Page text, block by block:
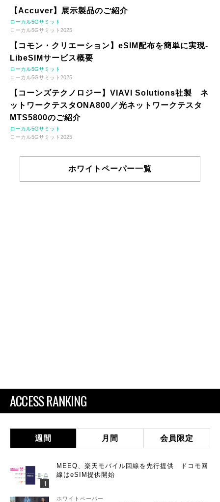
【Accuver】展示製品のご紹介
ローカル5Gサミット
ローカル5Gサミット2025
【コモン・クリエーション】eSIM配布を簡単に実現-
LibeSIMサービス概要
ローカル5Gサミット
ローカル5Gサミット2025
【コーンズテクノロジー】VIAVI Solutions社製 ネ
ットワークテスタONA800／光ネットワークテスタ
MTS5800のご紹介
ローカル5Gサミット
ローカル5Gサミット2025
ホワイトペーパー一覧
ACCESS RANKING
週間 月間 会員限定
MEEQ、楽天モバイル回線を先行提供 ドコモ回
線はeSIM提供開始
ホワイトペーパー